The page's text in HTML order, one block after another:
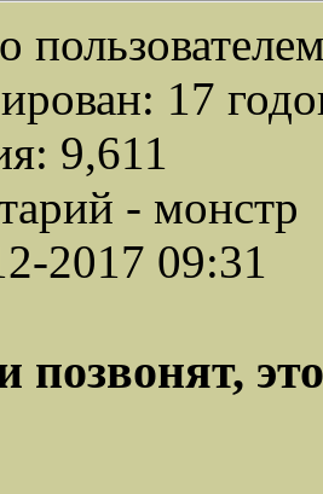
17
9,611
- монстр
2017 09:31
позвонят,